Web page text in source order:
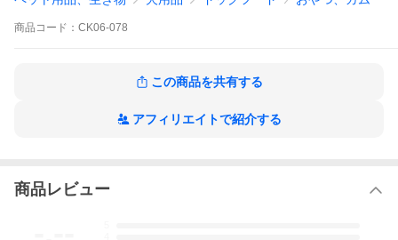
フレークタイプなので与えやすく、手軽にごはんにも混ぜられる
ごはんに少しずつふりかけて食欲もアップ♪ですよ。
試食担当マルコは、パピーの頃から少しずつ与えて
【内 容 量】14g
商品 コード： CK06-078
この商品を共有する
アフィリエイトで紹介する
商品レビュー